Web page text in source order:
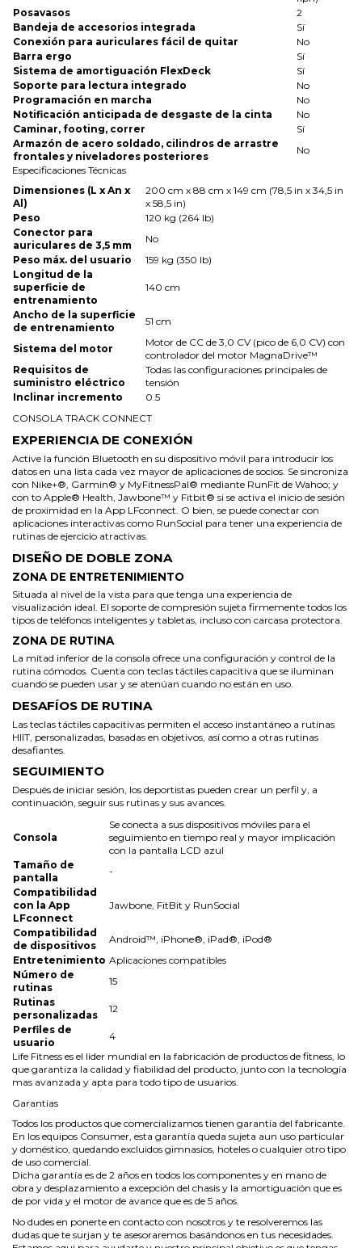
Posavasos
2
Bandeja de accesorios integrada
Sí
Conexión para auriculares fácil de quitar
No
Barra ergo
Sí
Sistema de amortiguación FlexDeck
Sí
Soporte para lectura integrado
No
Programación en marcha
No
Notificación anticipada de desgaste de la cinta
No
Caminar, footing, correr
Sí
Armazón de acero soldado, cilindros de arrastre
frontales y niveladores posteriores
No
Especificaciones Técnicas
Dimensiones (L x An x
Al)
200 cm x 88 cm x 149 cm (78,5 in x 34,5 in
x 58,5 in)
Peso
120 kg (264 lb)
Conector para
auriculares de 3,5 mm
No
Peso máx. del usuario
159 kg (350 lb)
Longitud de la
superficie de
entrenamiento
140 cm
Ancho de la superficie
de entrenamiento
51 cm
Sistema del motor
Motor de CC de 3,0 CV (pico de 6,0 CV) con
controlador del motor MagnaDrive™
Requisitos de
suministro eléctrico
Todas las configuraciones principales de
tensión
Inclinar incremento
0.5
CONSOLA TRACK CONNECT
EXPERIENCIA DE CONEXIÓN
Active la función Bluetooth en su dispositivo móvil para introducir los
datos en una lista cada vez mayor de aplicaciones de socios. Se sincroniza
con Nike+®, Garmin® y MyFitnessPal® mediante RunFit de Wahoo; y
con to Apple® Health, Jawbone™ y Fitbit® si se activa el inicio de sesión
de proximidad en la App LFconnect. O bien, se puede conectar con
aplicaciones interactivas como RunSocial para tener una experiencia de
rutinas de ejercicio atractivas.
DISEÑO DE DOBLE ZONA
ZONA DE ENTRETENIMIENTO
Situada al nivel de la vista para que tenga una experiencia de
visualización ideal. El soporte de compresión sujeta firmemente todos los
tipos de teléfonos inteligentes y tabletas, incluso con carcasa protectora.
ZONA DE RUTINA
La mitad inferior de la consola ofrece una configuración y control de la
rutina cómodos. Cuenta con teclas táctiles capacitiva que se iluminan
cuando se pueden usar y se atenúan cuando no están en uso.
DESAFÍOS DE RUTINA
Las teclas táctiles capacitivas permiten el acceso instantáneo a rutinas
HIIT, personalizadas, basadas en objetivos, así como a otras rutinas
desafiantes.
SEGUIMIENTO
Después de iniciar sesión, los deportistas pueden crear un perfil y, a
continuación, seguir sus rutinas y sus avances.
Consola
Se conecta a sus dispositivos móviles para el
seguimiento en tiempo real y mayor implicación
con la pantalla LCD azul
Tamaño de
pantalla
-
Compatibilidad
con la App
LFconnect
Jawbone, FitBit y RunSocial
Compatibilidad
de dispositivos
Android™, iPhone®, iPad®, iPod®
Entretenimiento Aplicaciones compatibles
Número de
rutinas
15
Rutinas
personalizadas
12
Perfiles de
usuario
4
Life Fitness es el líder mundial en la fabricación de productos de fitness, lo
que garantiza la calidad y fiabilidad del producto, junto con la tecnología
mas avanzada y apta para todo tipo de usuarios.
Garantias
Todos los productos que comercializamos tienen garantía del fabricante.
En los equipos Consumer, esta garantía queda sujeta aun uso particular
y doméstico, quedando excluidos gimnasios, hoteles o cualquier otro tipo
de uso comercial.
Dicha garantía es de 2 años en todos los componentes y en mano de
obra y desplazamiento a excepción del chasis y la amortiguación que es
de por vida y el motor de avance que es de 5 años.
No dudes en ponerte en contacto con nosotros y te resolveremos las
dudas que te surjan y te asesoraremos basándonos en tus necesidades.